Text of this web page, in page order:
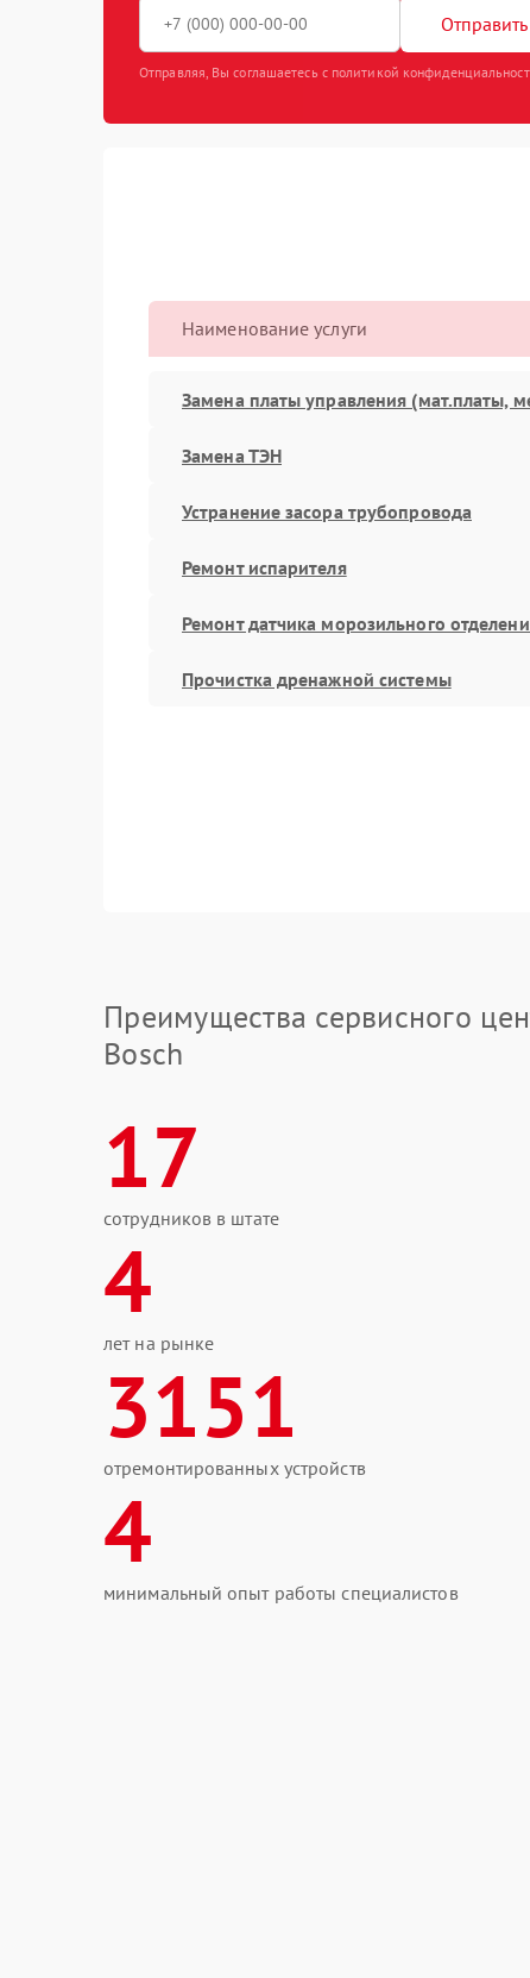
Отправляя, Вы соглашаетесь с политикой
Наименование услуги
Замена платы управления (мат.платы,
Замена ТЭН
Устранение засора трубопровода
Ремонт испарителя
Ремонт датчика морозильного
Прочистка дренажной системы
Преимущества сервисного
Bosch
17
сотрудников в штате
4
лет на рынке
3151
отремонтированных устройств
4
минимальный опыт работы специалистов